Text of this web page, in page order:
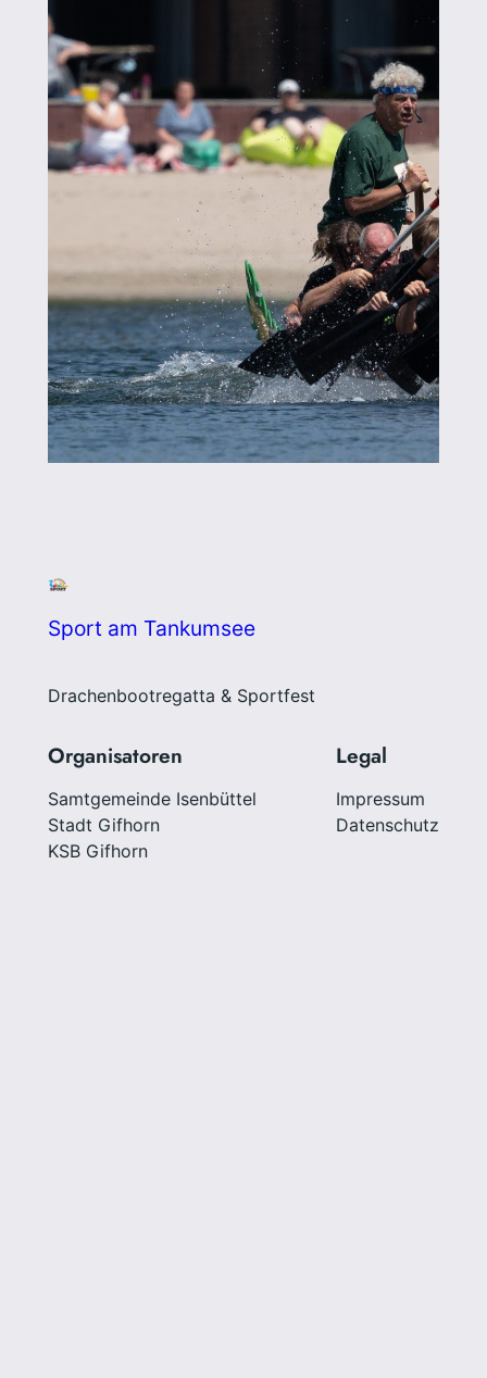
Sport am Tankumsee
Drachenbootregatta & Sportfest
Organisatoren
Samtgemeinde Isenbüttel
Stadt Gifhorn
KSB Gifhorn
Legal
Impressum
Datenschutz